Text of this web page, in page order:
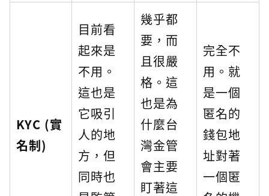
KYC (實
名制)
目前看
起來是
不用。
這也是
它吸引
人的地
方，但
同時也
幾乎都
要，而
且很嚴
格。這
也是為
什麼台
灣金管
會主要
盯著這
完全不
用。就
是一個
匿名的
錢包地
址對著
一個匿